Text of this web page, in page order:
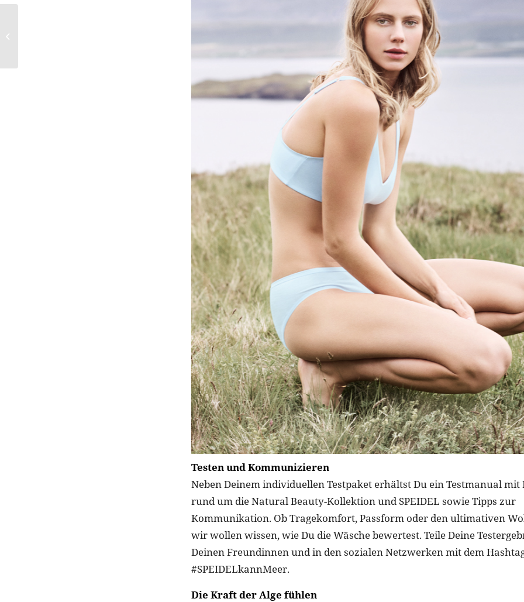
Testen und Kommunizieren
Neben Deinem individuellen Testpaket erhältst Du ein Testmanual
rund um die Natural Beauty-Kollektion und SPEIDEL sowie Tipps zur
Kommunikation. Ob Tragekomfort, Passform oder den ultimativen
wir wollen wissen, wie Du die Wäsche bewertest. Teile Deine
Deinen Freundinnen und in den sozialen Netzwerken mit dem
#SPEIDELkannMeer.
Die Kraft der Alge fühlen